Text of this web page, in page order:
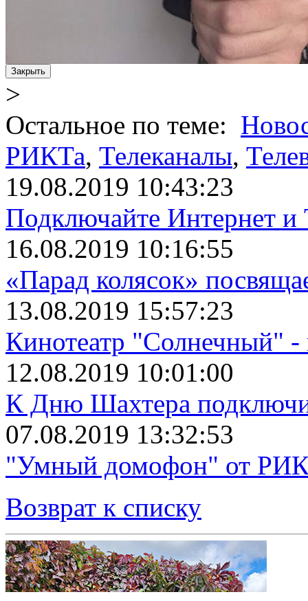
Закрыть
>
Остальное по теме:
РИКТа, Телеканалы,
19.08.2019 10:43:23
Подключайте Интернет и
16.08.2019 10:16:55
«Парад колясок»
13.08.2019 15:57:23
Кинотеатр
12.08.2019 10:01:00
К Дню Шахтера
07.08.2019 13:32:53
"Умный домофон" от
Возврат к списку